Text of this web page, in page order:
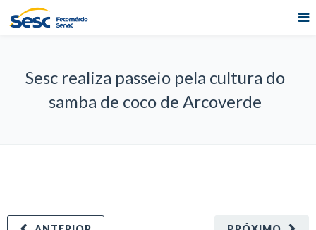
Sesc realiza passeio pela cultura do
samba de coco de Arcoverde